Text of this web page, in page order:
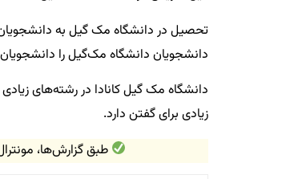
تحصیل در دانشگاه مک گیل به
دانشجویان دانشگاه مک‌گیل را دانشجویان
دانشگاه مک گیل کانادا در رشته‌های
زیادی برای گفتن دارد.
طبق گزارش‌ها،